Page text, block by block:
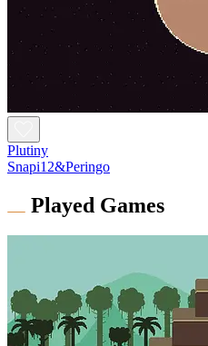
Plutiny
Snapi12&Peringo
Played Games